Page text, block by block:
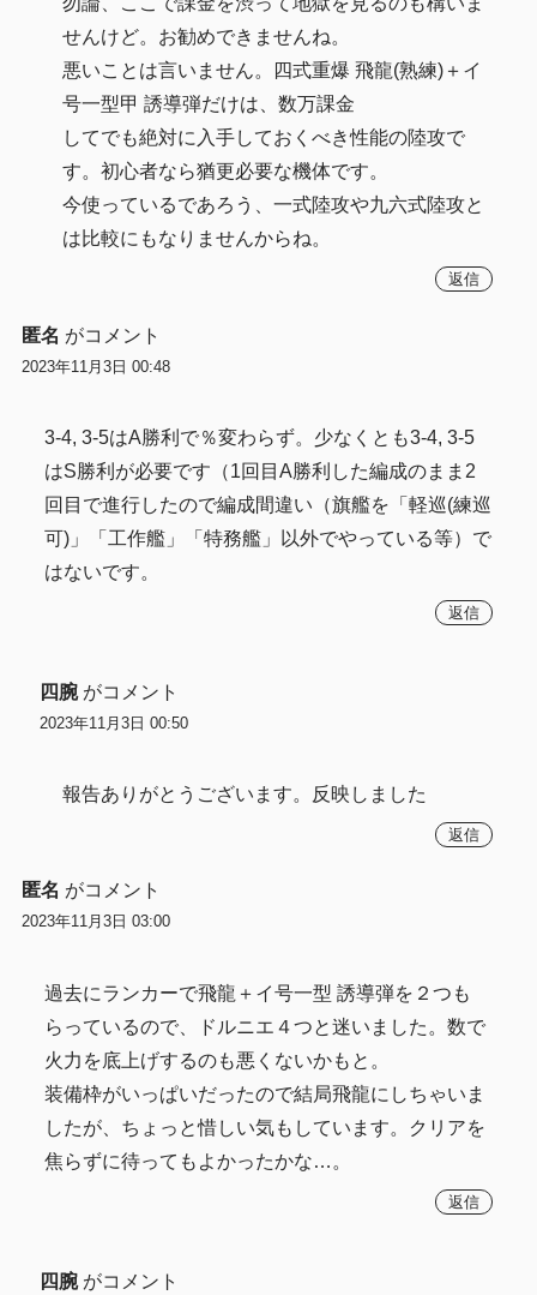
せんけど。お勧めできませんね。
悪いことは言いません。四式重爆 飛龍(熟練)＋イ
号一型甲 誘導弾だけは、数万課金
してでも絶対に入手しておくべき性能の陸攻で
す。初心者なら猶更必要な機体です。
今使っているであろう、一式陸攻や九六式陸攻と
は比較にもなりませんからね。
返信
匿名 がコメント
2023年11月3日 00:48
3-4, 3-5はA勝利で％変わらず。少なくとも3-4, 3-5
はS勝利が必要です（1回目A勝利した編成のまま2
回目で進行したので編成間違い（旗艦を「軽巡(練巡
可)」「工作艦」「特務艦」以外でやっている等）で
はないです。
返信
四腕 がコメント
2023年11月3日 00:50
報告ありがとうございます。反映しました
返信
匿名 がコメント
2023年11月3日 03:00
過去にランカーで飛龍＋イ号一型 誘導弾を２つも
らっているので、ドルニエ４つと迷いました。数で
火力を底上げするのも悪くないかもと。
装備枠がいっぱいだったので結局飛龍にしちゃいま
したが、ちょっと惜しい気もしています。クリアを
焦らずに待ってもよかったかな…。
返信
四腕 がコメント